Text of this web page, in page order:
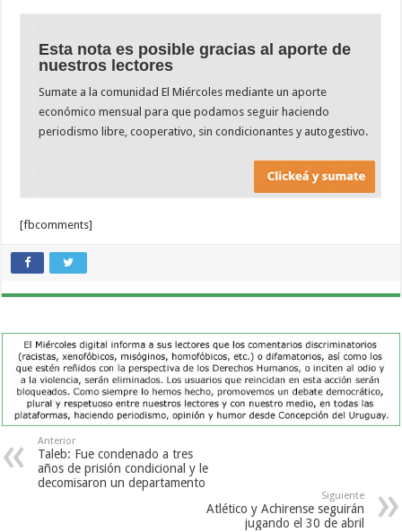
Esta nota es posible gracias al aporte de
nuestros lectores
Sumate a la comunidad El Miércoles mediante un aporte
económico mensual para que podamos seguir haciendo
periodismo libre, cooperativo, sin condicionantes y autogestivo.
[fbcomments]
Anterior
Taleb: Fue condenado a tres
años de prisión condicional y le
decomisaron un departamento
Siguiente
Atlético y Achirense seguirán
jugando el 30 de abril